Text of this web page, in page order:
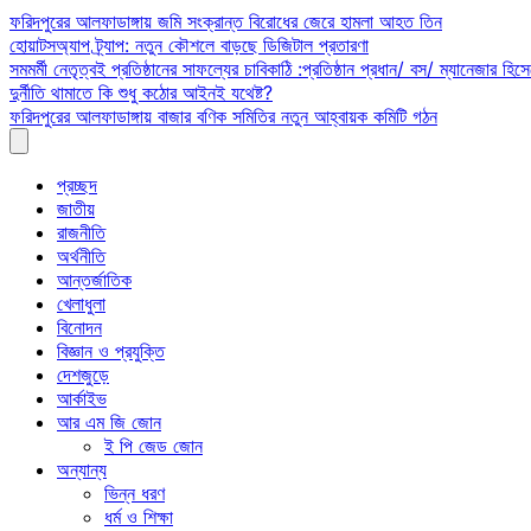
Skip
to
content
ফরিদপুরের আলফাডাঙ্গায় জমি সংক্রান্ত বিরোধের জেরে হামলা আহত তিন
হোয়াটসঅ্যাপ ট্র্যাপ: নতুন কৌশলে বাড়ছে ডিজিটাল প্রতারণা
সমমর্মী নেতৃত্বই প্রতিষ্ঠানের সাফল্যের চাবিকাঠি :প্রতিষ্ঠান প্রধান/ বস/ ম্যানেজার
দুর্নীতি থামাতে কি শুধু কঠোর আইনই যথেষ্ট?
ফরিদপুরের আলফাডাঙ্গায় বাজার বণিক সমিতির নতুন আহ্বায়ক কমিটি গঠন
প্রচ্ছদ
জাতীয়
রাজনীতি
অর্থনীতি
আন্তর্জাতিক
খেলাধুলা
বিনোদন
বিজ্ঞান ও প্রযুক্তি
দেশজুড়ে
আর্কাইভ
আর এম জি জোন
ই পি জেড জোন
অন্যান্য
ভিন্ন ধরণ
ধর্ম ও শিক্ষা